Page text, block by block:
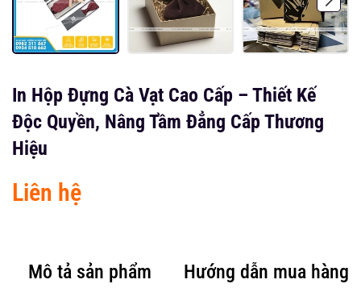
In Hộp Đựng Cà Vạt Cao Cấp – Thiết Kế
Độc Quyền, Nâng Tầm Đẳng Cấp Thương
Hiệu
Liên hệ
Mô tả sản phẩm Hướng dẫn mua hàng